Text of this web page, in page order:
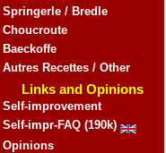
Springerle / Bredle
Choucroute
Baeckoffe
Autres Recettes / Other
Links and Opinions
Self-improvement
Self-impr-FAQ (190k)
Opinions